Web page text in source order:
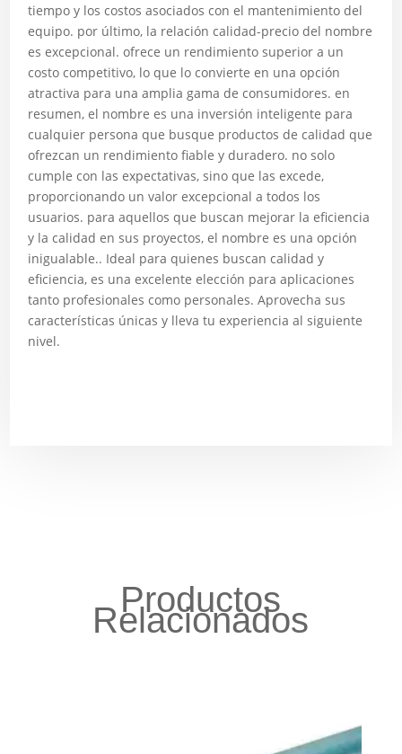
tiempo y los costos asociados con el mantenimiento del
equipo. por último, la relación calidad-precio del nombre
es excepcional. ofrece un rendimiento superior a un
costo competitivo, lo que lo convierte en una opción
atractiva para una amplia gama de consumidores. en
resumen, el nombre es una inversión inteligente para
cualquier persona que busque productos de calidad que
ofrezcan un rendimiento fiable y duradero. no solo
cumple con las expectativas, sino que las excede,
proporcionando un valor excepcional a todos los
usuarios. para aquellos que buscan mejorar la eficiencia
y la calidad en sus proyectos, el nombre es una opción
inigualable.. Ideal para quienes buscan calidad y
eficiencia, es una excelente elección para aplicaciones
tanto profesionales como personales. Aprovecha sus
características únicas y lleva tu experiencia al siguiente
nivel.
Productos
Relacionados